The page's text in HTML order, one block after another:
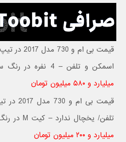
اسمکن و تلفن – 4 نفره در رنگ سفید با تودوزی کنیاک
میلیارد و ۵۸۰ میلیون تومان
تلفن/ یخچال ندارد – کیت M در رنگ سفید با تودوزی موکا
میلیارد و ۲۰۰ میلیون تومان